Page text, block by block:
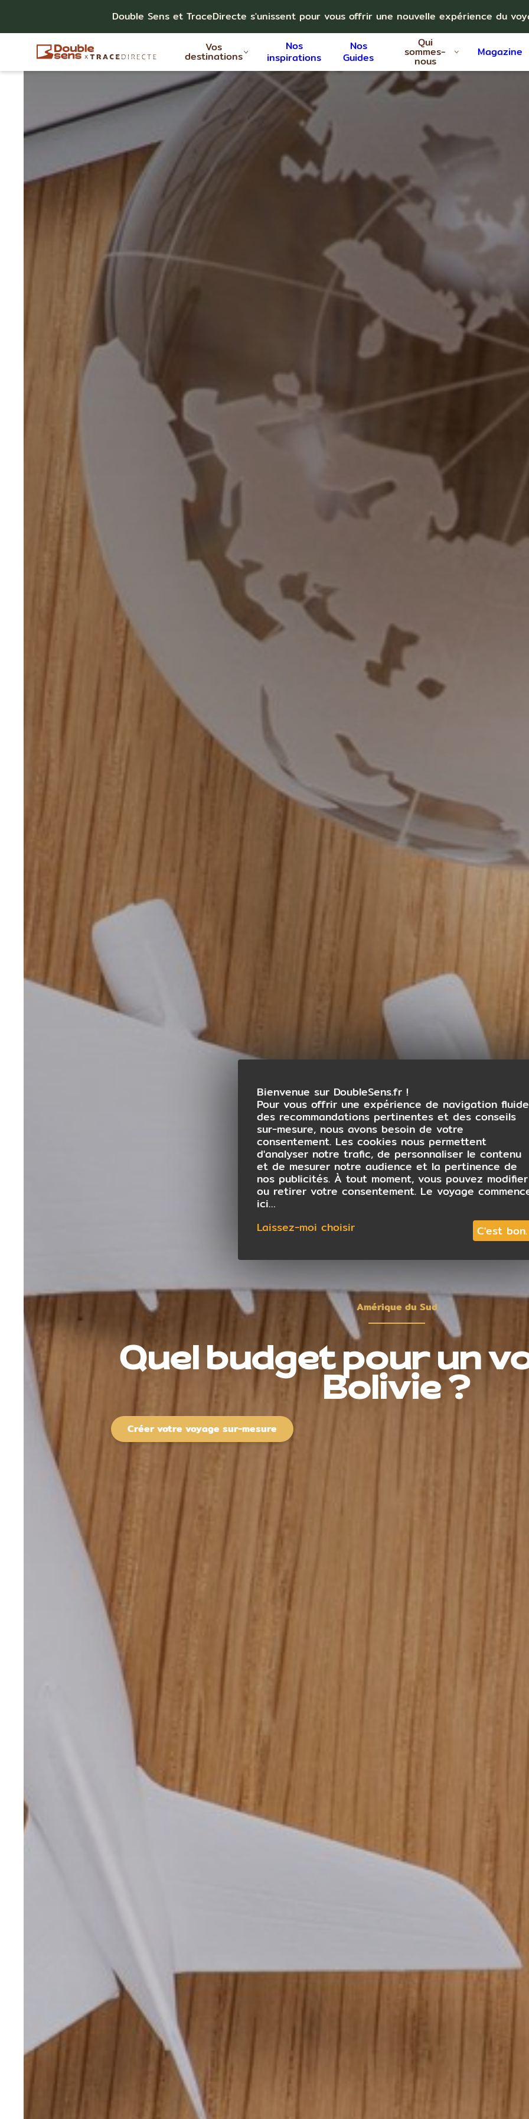
Double Sens et TraceDirecte s'unissent pour vous offrir une nouvelle expérience du
Vos
destinations
Nos
inspirations
Nos
Guides
Qui
sommes-
nous
Magazine
Amérique du Sud
Quel budget pour un
Bolivie ?
Créer votre voyage sur-mesure
Bienvenue sur DoubleSens.fr !
Pour vous offrir une expérience de navigation
des recommandations pertinentes et des conseils
sur-mesure, nous avons besoin de votre
consentement. Les cookies nous permettent
d'analyser notre trafic, de personnaliser le contenu
et de mesurer notre audience et la pertinence de
nos publicités. À tout moment, vous pouvez modifier
ou retirer votre consentement. Le voyage
ici…
Laissez-moi choisir
C'est bon.